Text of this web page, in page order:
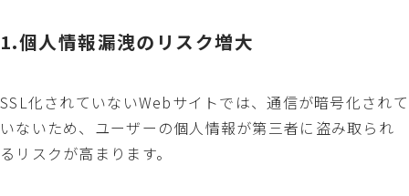
1.個人情報漏洩のリスク増大
SSL化されていないWebサイトでは、通信が暗号化されて
いないため、ユーザーの個人情報が第三者に盗み取られ
るリスクが高まります。